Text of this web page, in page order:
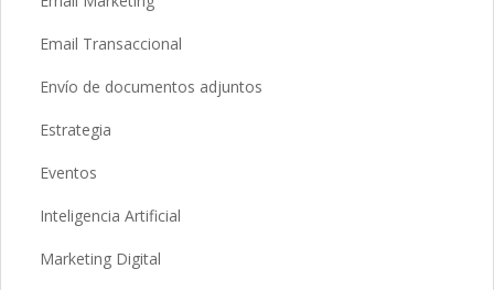
Email Transaccional
Envío de documentos adjuntos
Estrategia
Eventos
Inteligencia Artificial
Marketing Digital